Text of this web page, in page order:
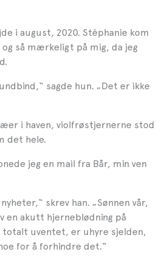
i august, 2020. Stéphanie kom
så mærkeligt på mig, da jeg
sagde hun. „Det er ikke
i haven, violfrøstjernerne stod
det hele.
jeg en mail fra Bår, min ven
skrev han. „Sønnen vår,
en akutt hjerneblødning på
totalt uventet, er uhyre sjelden,
for å forhindre det.“